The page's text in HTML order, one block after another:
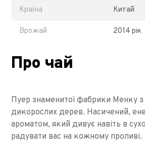
Країна Китай
Врожай 2014 рік
Про чай
Пуер знаменитої фабрики Менку з
дикорослих дерев. Насичений,
ароматом, який дивує навіть в
радувати вас на кожному проливі.